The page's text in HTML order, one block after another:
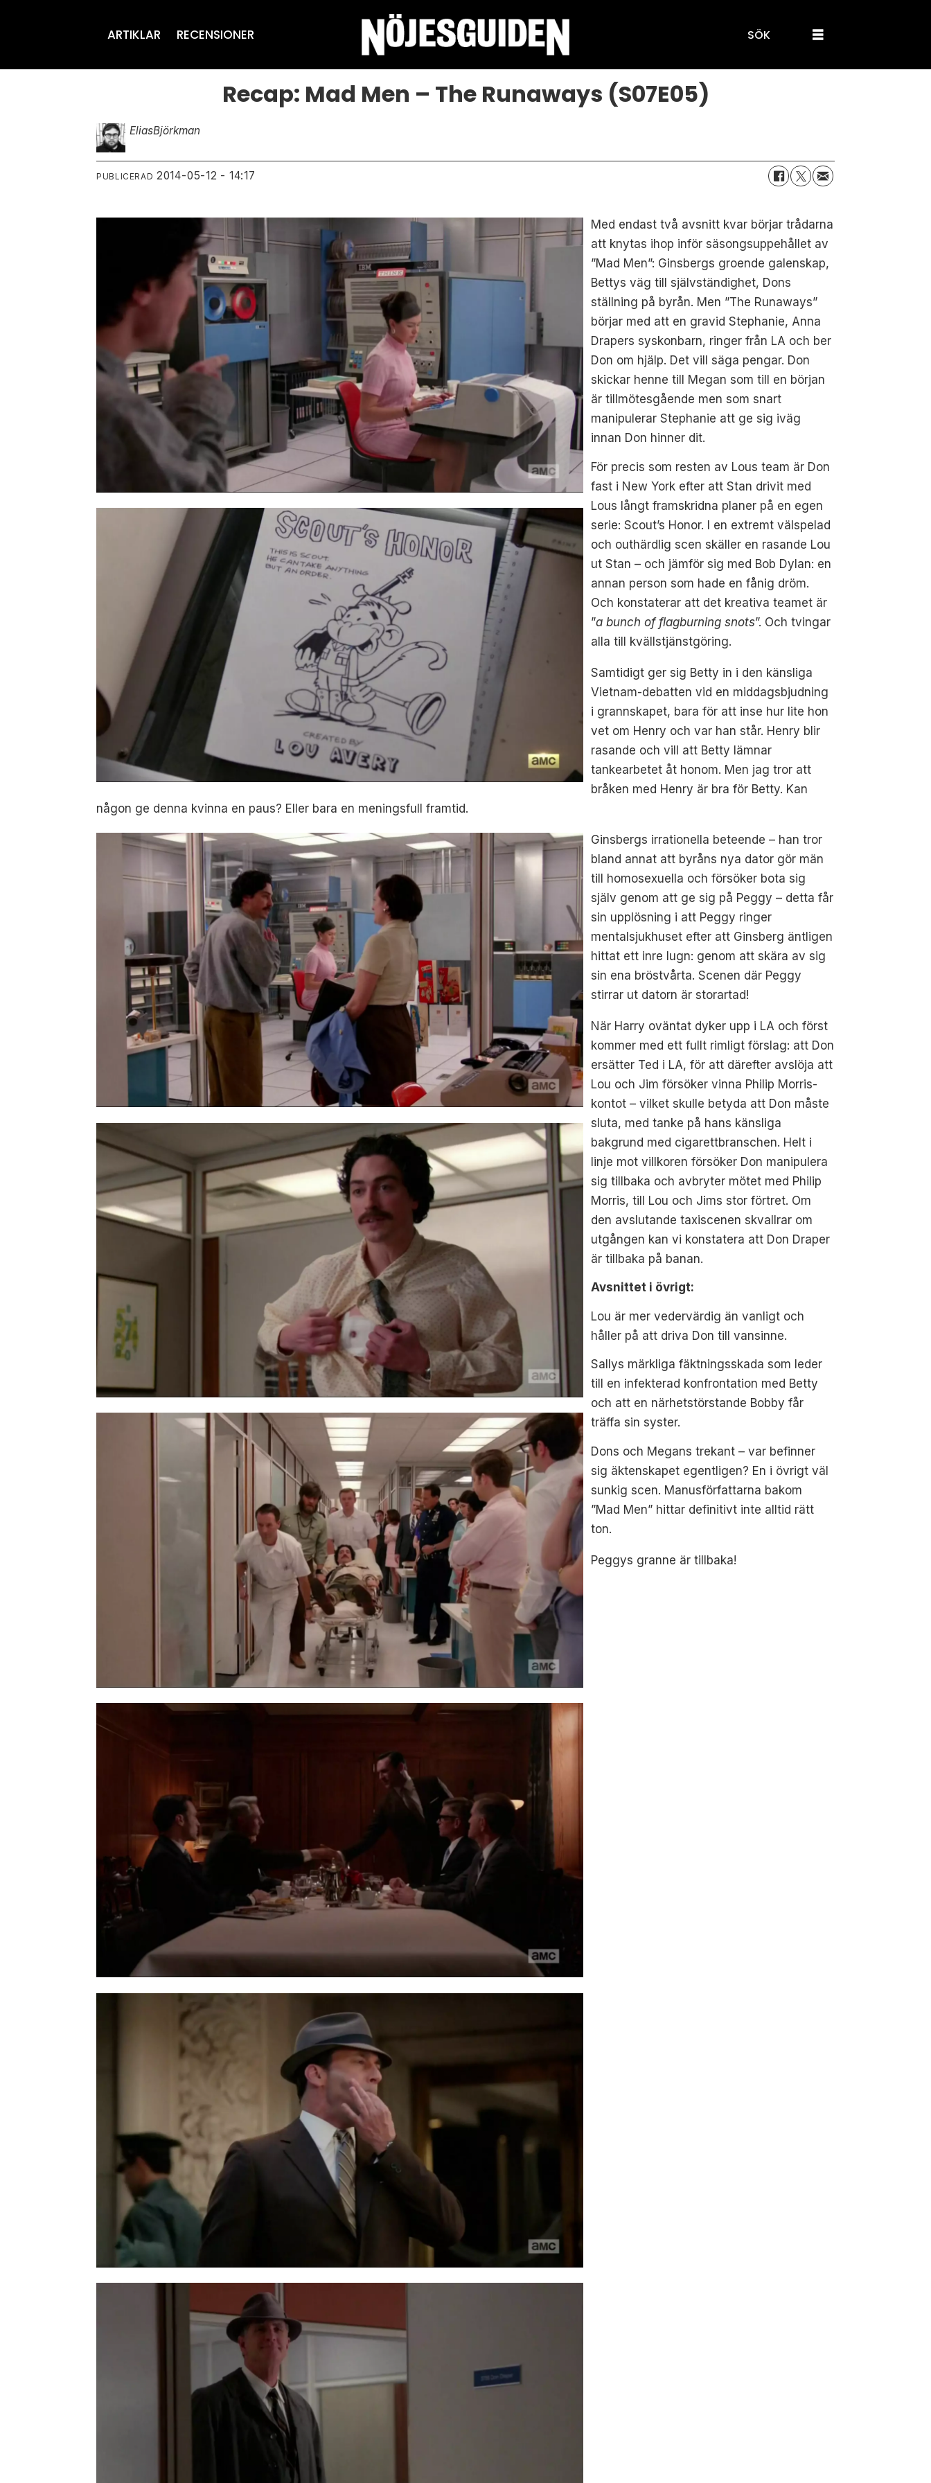
ARTIKLAR RECENSIONER SÖK
Recap: Mad Men – The Runaways (S07E05)
EliasBjörkman
PUBLICERAD 2014-05-12 - 14:17
Med endast två avsnitt kvar börjar trådarna
att knytas ihop inför säsongsuppehållet av
”Mad Men”: Ginsbergs groende galenskap,
Bettys väg till självständighet, Dons
ställning på byrån. Men ”The Runaways”
börjar med att en gravid Stephanie, Anna
Drapers syskonbarn, ringer från LA och ber
Don om hjälp. Det vill säga pengar. Don
skickar henne till Megan som till en början
är tillmötesgående men som snart
manipulerar Stephanie att ge sig iväg
innan Don hinner dit.
För precis som resten av Lous team är Don
fast i New York efter att Stan drivit med
Lous långt framskridna planer på en egen
serie: Scout’s Honor. I en extremt välspelad
och outhärdlig scen skäller en rasande Lou
ut Stan – och jämför sig med Bob Dylan: en
annan person som hade en fånig dröm.
Och konstaterar att det kreativa teamet är
”a bunch of flagburning snots”. Och tvingar
alla till kvällstjänstgöring.
Samtidigt ger sig Betty in i den känsliga
Vietnam-debatten vid en middagsbjudning
i grannskapet, bara för att inse hur lite hon
vet om Henry och var han står. Henry blir
rasande och vill att Betty lämnar
tankearbetet åt honom. Men jag tror att
bråken med Henry är bra för Betty. Kan
någon ge denna kvinna en paus? Eller bara en meningsfull framtid.
Ginsbergs irrationella beteende – han tror
bland annat att byråns nya dator gör män
till homosexuella och försöker bota sig
själv genom att ge sig på Peggy – detta får
sin upplösning i att Peggy ringer
mentalsjukhuset efter att Ginsberg äntligen
hittat ett inre lugn: genom att skära av sig
sin ena bröstvårta. Scenen där Peggy
stirrar ut datorn är storartad!
När Harry oväntat dyker upp i LA och först
kommer med ett fullt rimligt förslag: att Don
ersätter Ted i LA, för att därefter avslöja att
Lou och Jim försöker vinna Philip Morris-
kontot – vilket skulle betyda att Don måste
sluta, med tanke på hans känsliga
bakgrund med cigarettbranschen. Helt i
linje mot villkoren försöker Don manipulera
sig tillbaka och avbryter mötet med Philip
Morris, till Lou och Jims stor förtret. Om
den avslutande taxiscenen skvallrar om
utgången kan vi konstatera att Don Draper
är tillbaka på banan.
Avsnittet i övrigt:
Lou är mer vedervärdig än vanligt och
håller på att driva Don till vansinne.
Sallys märkliga fäktningsskada som leder
till en infekterad konfrontation med Betty
och att en närhetstörstande Bobby får
träffa sin syster.
Dons och Megans trekant – var befinner
sig äktenskapet egentligen? En i övrigt väl
sunkig scen. Manusförfattarna bakom
”Mad Men” hittar definitivt inte alltid rätt
ton.
Peggys granne är tillbaka!